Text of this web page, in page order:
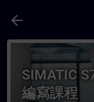
arrow_back
Kurz -
SIMATIC
編寫課程